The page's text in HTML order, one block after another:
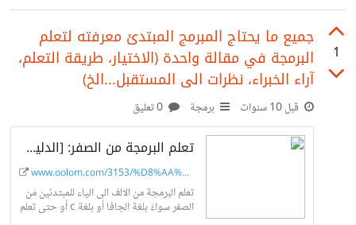
1
جميع ما يحتاج المبرمج المبتدئ معرفته لتعلم
البرمجة في مقالة واحدة (الاختيار، طريقة التعلم،
آراء الخبراء، نظرات الى المستقبل...الخ)
قبل 10 سنوات برمجة
تعلم البرمجة من الصفر: [الدليل الشامل] أهم 13 نصيحة و معلومة للمبرمج المبتدئ
www.oolom.com/3153/%D8%AA%D8%B...
تعلم البرمجة من الالف الى الياء للمبتدئين من
الصفر سواءً بلغة الجافا أو بلغة c أو حتى تعلم